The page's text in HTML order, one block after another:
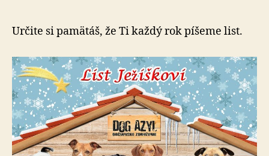
Určite si pamätáš, že Ti každý rok píšeme list.